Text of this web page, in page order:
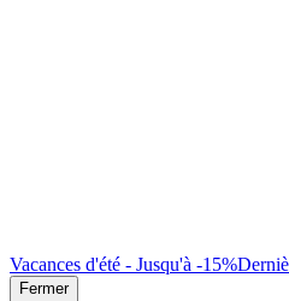
Vacances d'été - Jusqu'à -15%
Fermer